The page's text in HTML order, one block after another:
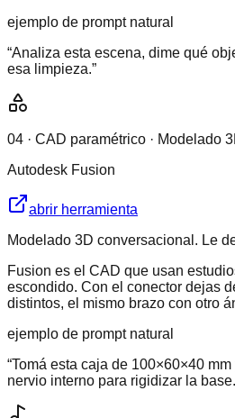
ejemplo de prompt natural
“Analiza esta escena, dime qué
esa limpieza.”
04 · CAD paramétrico · Modelado
Autodesk Fusion
abrir herramienta
Modelado 3D conversacional. Le
Fusion es el CAD que usan
escondido. Con el conector dejas
distintos, el mismo brazo con otro
ejemplo de prompt natural
“Tomá esta caja de 100×60×40
nervio interno para rigidizar la base.